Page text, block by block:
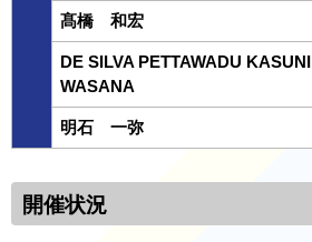
髙橋 和宏
DE SILVA PETTAWADU KASUNI
WASANA
明石 一弥
開催状況